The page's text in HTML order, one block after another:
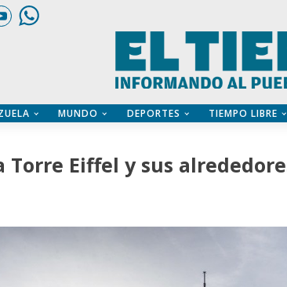
MUNDO DEPORTES TIEMPO LIBRE
Torre Eiffel y sus